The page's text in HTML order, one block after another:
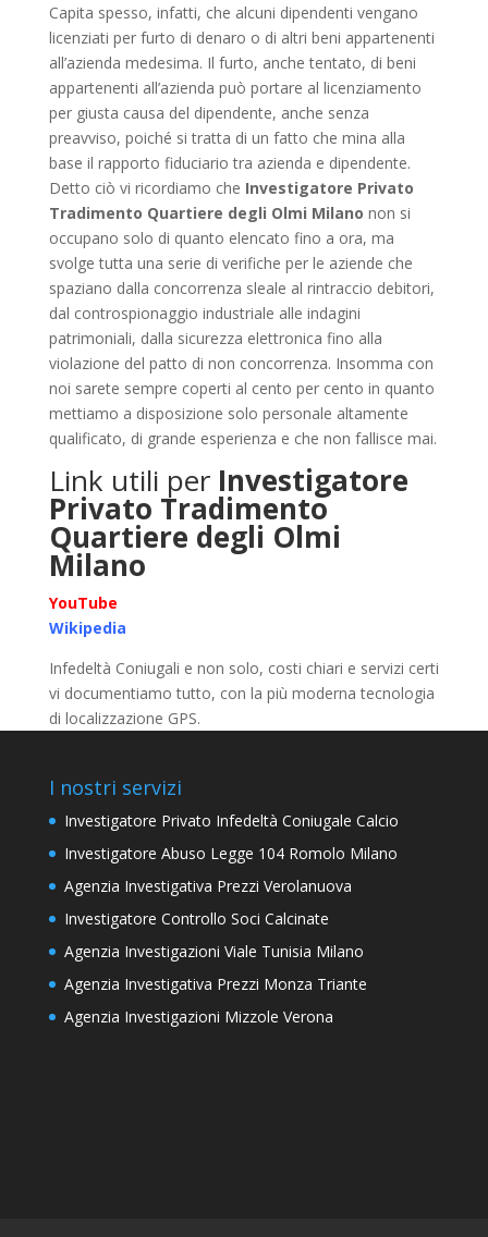
Capita spesso, infatti, che alcuni dipendenti vengano
licenziati per furto di denaro o di altri beni appartenenti
all’azienda medesima. Il furto, anche tentato, di beni
appartenenti all’azienda può portare al licenziamento
per giusta causa del dipendente, anche senza
preavviso, poiché si tratta di un fatto che mina alla
base il rapporto fiduciario tra azienda e dipendente.
Detto ciò vi ricordiamo che Investigatore Privato
Tradimento Quartiere degli Olmi Milano non si
occupano solo di quanto elencato fino a ora, ma
svolge tutta una serie di verifiche per le aziende che
spaziano dalla concorrenza sleale al rintraccio debitori,
dal controspionaggio industriale alle indagini
patrimoniali, dalla sicurezza elettronica fino alla
violazione del patto di non concorrenza. Insomma con
noi sarete sempre coperti al cento per cento in quanto
mettiamo a disposizione solo personale altamente
qualificato, di grande esperienza e che non fallisce mai.
Link utili per Investigatore
Privato Tradimento
Quartiere degli Olmi
Milano
YouTube
Wikipedia
Infedeltà Coniugali e non solo, costi chiari e servizi certi
vi documentiamo tutto, con la più moderna tecnologia
di localizzazione GPS.
I nostri servizi
Investigatore Privato Infedeltà Coniugale Calcio
Investigatore Abuso Legge 104 Romolo Milano
Agenzia Investigativa Prezzi Verolanuova
Investigatore Controllo Soci Calcinate
Agenzia Investigazioni Viale Tunisia Milano
Agenzia Investigativa Prezzi Monza Triante
Agenzia Investigazioni Mizzole Verona